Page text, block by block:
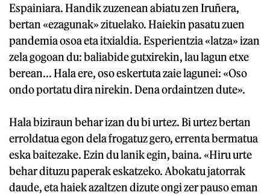
Espainiara. Handik zuzenean abiatu zen Iruñera,
bertan «ezagunak» zituelako. Haiekin pasatu zuen
pandemia osoa eta itxialdia. Esperientzia «latza» izan
zela gogoan du: baliabide gutxirekin, lau lagun etxe
berean... Hala ere, oso eskertuta zaie lagunei: «Oso
ondo portatu dira nirekin. Dena ordaintzen dute».
Hala biziraun behar izan du bi urtez. Bi urtez bertan
erroldatua egon dela frogatuz gero, errenta bermatua
eska baitezake. Ezin du lanik egin, baina. «Hiru urte
behar dituzu paperak eskatzeko. Abokatu jatorrak
daude, eta haiek azaltzen dizute ongi zer pauso eman